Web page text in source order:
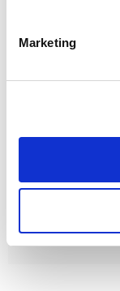
Marketing
Bubacarr